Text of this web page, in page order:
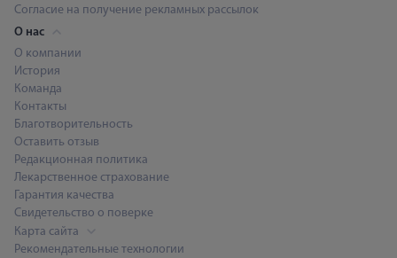
Согласие на получение рекламных рассылок
О нас
О компании
История
Команда
Контакты
Благотворительность
Оставить отзыв
Редакционная политика
Лекарственное страхование
Гарантия качества
Свидетельство о поверке
Карта сайта
Рекомендательные технологии